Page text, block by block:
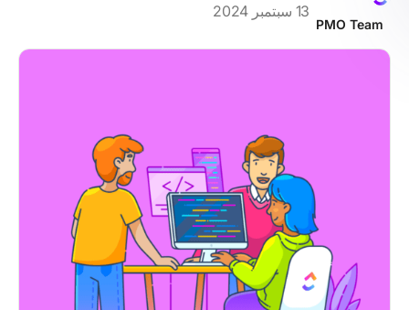
PMO Team
13 سبتمبر 2024